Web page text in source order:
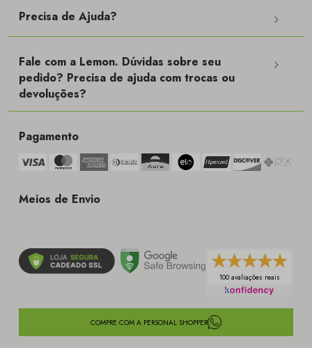
Precisa de Ajuda?
Fale com a Lemon. Dúvidas sobre seu
pedido? Precisa de ajuda com trocas ou
devoluções?
Pagamento
Meios de Envio
100 avaliações reais
COMPRE COM A PERSONAL SHOPPER